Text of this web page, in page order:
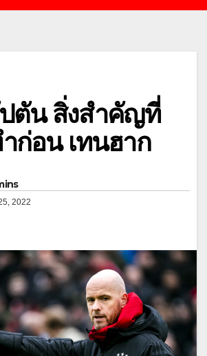
ตัน สิ่งสำคัญที่
ก่อน เทนฮาก
2022